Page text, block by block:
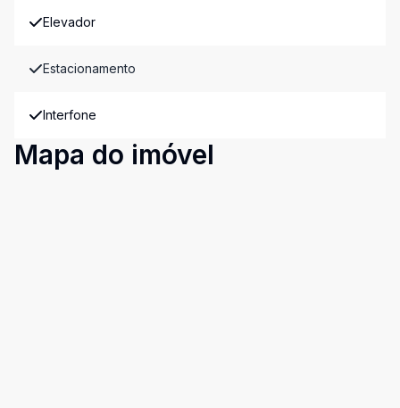
Elevador
Estacionamento
Interfone
Mapa do imóvel